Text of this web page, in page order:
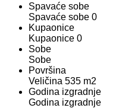
Spavaće sobe
Spavaće sobe 0
Kupaonice
Kupaonice 0
Sobe
Sobe
Površina
Veličina 535 m2
Godina izgradnje
Godina izgradnje